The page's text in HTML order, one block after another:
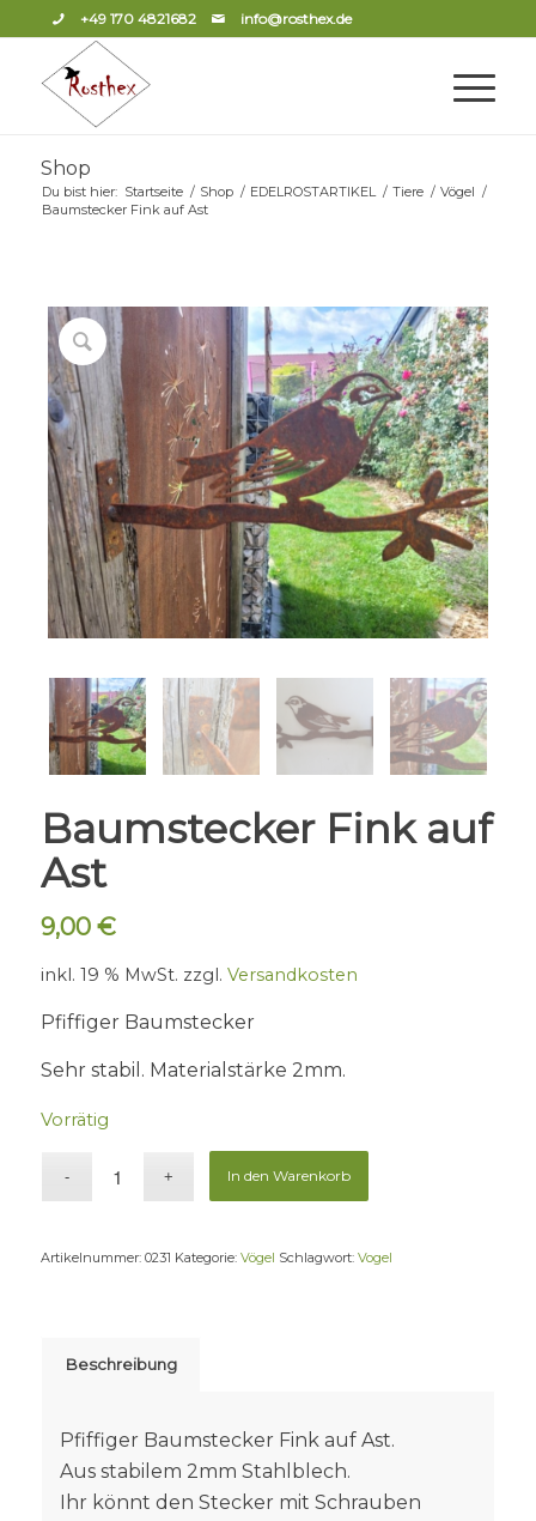
+49 170 4821682 info@rosthex.de
Shop
Du bist hier: Startseite / Shop / EDELROSTARTIKEL / Tiere / Vögel /
Baumstecker Fink auf Ast
Baumstecker Fink auf
Ast
9,00 €
inkl. 19 % MwSt. zzgl. Versandkosten
Pfiffiger Baumstecker
Sehr stabil. Materialstärke 2mm.
Vorrätig
In den Warenkorb
Artikelnummer: 0231 Kategorie: Vögel Schlagwort: Vogel
Beschreibung
Pfiffiger Baumstecker Fink auf Ast.
Aus stabilem 2mm Stahlblech.
Ihr könnt den Stecker mit Schrauben